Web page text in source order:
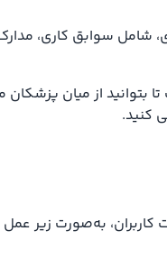
شامل سوابق کاری،
بتوانید از میان
کنید.
به‌صورت زیر عمل